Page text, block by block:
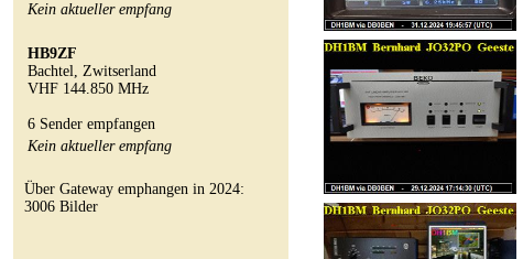
Kein aktueller empfang
HB9ZF
Bachtel, Zwitserland
VHF 144.850 MHz
6 Sender empfangen
Kein aktueller empfang
Über Gateway emphangen in 2024:
3006 Bilder